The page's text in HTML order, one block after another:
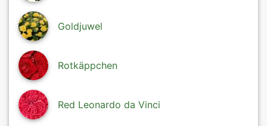
Goldjuwel
Rotkäppchen
Red Leonardo da Vinci